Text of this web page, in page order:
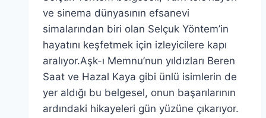
ve sinema dünyasının efsanevi
simalarından biri olan Selçuk Yöntem’in
hayatını keşfetmek için izleyicilere kapı
aralıyor.Aşk-ı Memnu’nun yıldızları Beren
Saat ve Hazal Kaya gibi ünlü isimlerin de
yer aldığı bu belgesel, onun başarılarının
ardındaki hikayeleri gün yüzüne çıkarıyor.